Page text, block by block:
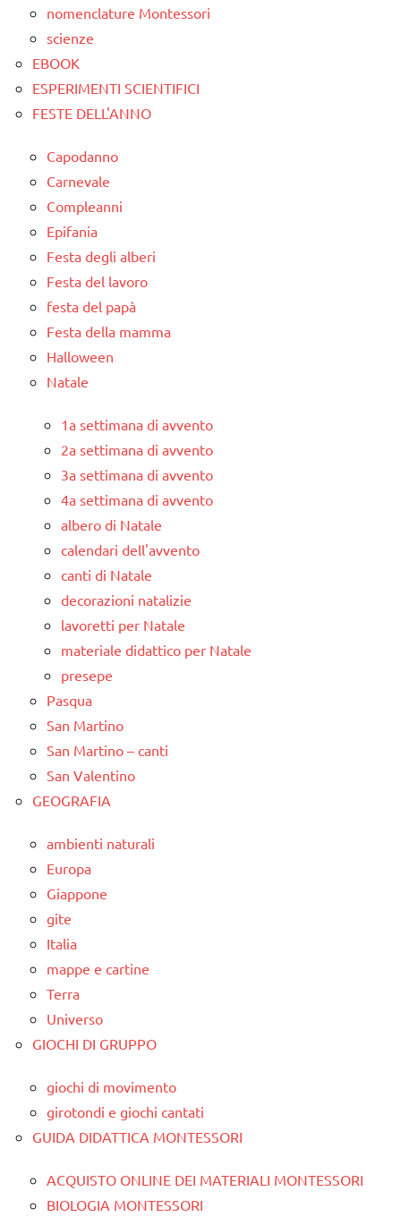
nomenclature Montessori
scienze
EBOOK
ESPERIMENTI SCIENTIFICI
FESTE DELL'ANNO
Capodanno
Carnevale
Compleanni
Epifania
Festa degli alberi
Festa del lavoro
festa del papà
Festa della mamma
Halloween
Natale
1a settimana di avvento
2a settimana di avvento
3a settimana di avvento
4a settimana di avvento
albero di Natale
calendari dell'avvento
canti di Natale
decorazioni natalizie
lavoretti per Natale
materiale didattico per Natale
presepe
Pasqua
San Martino
San Martino – canti
San Valentino
GEOGRAFIA
ambienti naturali
Europa
Giappone
gite
Italia
mappe e cartine
Terra
Universo
GIOCHI DI GRUPPO
giochi di movimento
girotondi e giochi cantati
GUIDA DIDATTICA MONTESSORI
ACQUISTO ONLINE DEI MATERIALI MONTESSORI
BIOLOGIA MONTESSORI